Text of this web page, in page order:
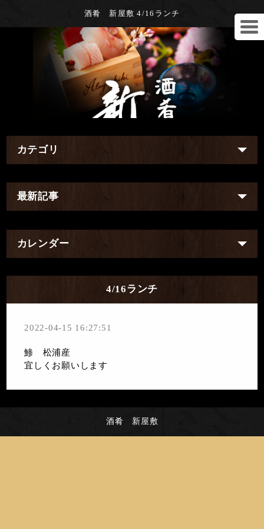
酒肴 新屋敷 4/16ランチ
カテゴリ
最新記事
カレンダー
4/16ランチ
2022-04-15 16:27:51
鯵 松浦産
宜しくお願いします
酒肴 新屋敷